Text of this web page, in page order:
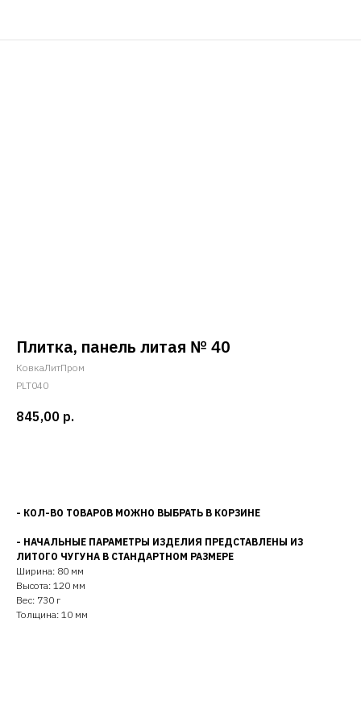
Плитка, панель литая № 40
КовкаЛитПром
PLT040
845,00 р.
- КОЛ-ВО ТОВАРОВ МОЖНО ВЫБРАТЬ В КОРЗИНЕ
- НАЧАЛЬНЫЕ ПАРАМЕТРЫ ИЗДЕЛИЯ ПРЕДСТАВЛЕНЫ ИЗ
ЛИТОГО ЧУГУНА В СТАНДАРТНОМ РАЗМЕРЕ
Ширина: 80 мм
Высота: 120 мм
Вес: 730 г
Толщина: 10 мм